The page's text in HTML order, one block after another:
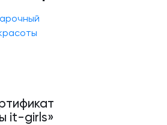
it-girls»